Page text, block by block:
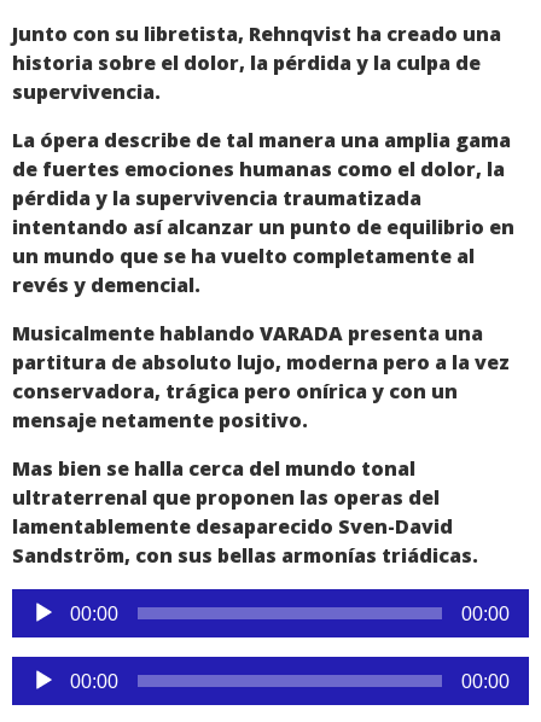
Junto con su libretista, Rehnqvist ha creado una
historia sobre el dolor, la pérdida y la culpa de
supervivencia.
La ópera describe de tal manera una amplia gama
de fuertes emociones humanas como el dolor, la
pérdida y la supervivencia traumatizada
intentando así alcanzar un punto de equilibrio en
un mundo que se ha vuelto completamente al
revés y demencial.
Musicalmente hablando VARADA presenta una
partitura de absoluto lujo, moderna pero a la vez
conservadora, trágica pero onírica y con un
mensaje netamente positivo.
Mas bien se halla cerca del mundo tonal
ultraterrenal que proponen las operas del
lamentablemente desaparecido Sven-David
Sandström, con sus bellas armonías triádicas.
Reproductor
de
audio
00:00 00:00
Reproductor
de
00:00 00:00